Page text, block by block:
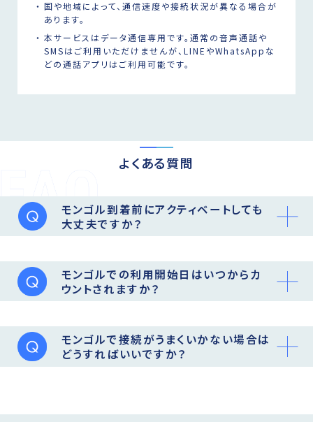
国や地域によって、通信速度や接続状況が異なる場合が
あります。
本サービスはデータ通信専用です。通常の音声通話や
SMSはご利用いただけませんが、LINEやWhatsAppな
どの通話アプリはご利用可能です。
よくある質問
モンゴル到着前にアクティベートしても
大丈夫ですか？
モンゴルでの利用開始日はいつからカ
ウントされますか？
モンゴルで接続がうまくいかない場合は
どうすればいいですか？